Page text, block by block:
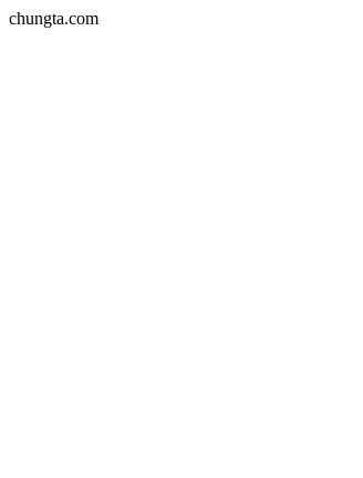
chungta.com